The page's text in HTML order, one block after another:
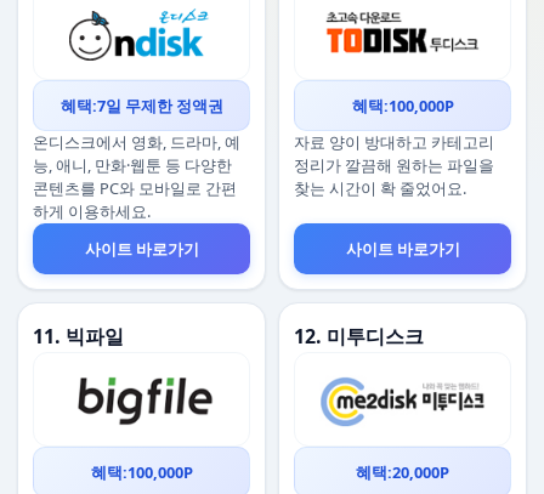
혜택:7일 무제한 정액권
온디스크에서 영화, 드라마, 예
능, 애니, 만화·웹툰 등 다양한
콘텐츠를 PC와 모바일로 간편
하게 이용하세요.
사이트 바로가기
혜택:100,000P
자료 양이 방대하고 카테고리
정리가 깔끔해 원하는 파일을
찾는 시간이 확 줄었어요.
사이트 바로가기
11. 빅파일
혜택:100,000P
12. 미투디스크
혜택:20,000P